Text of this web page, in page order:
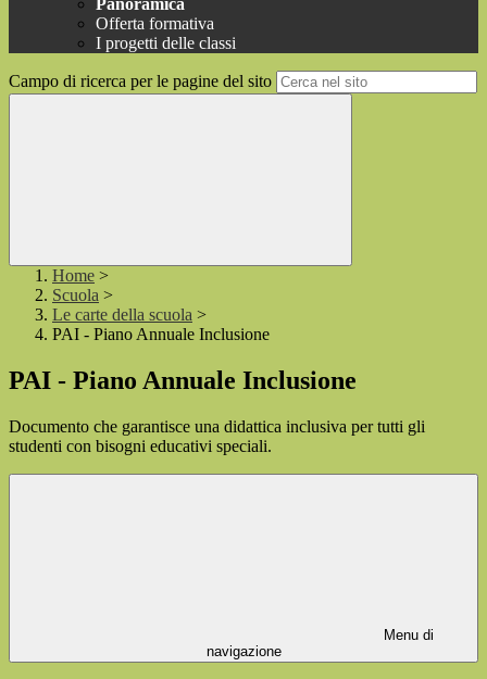
Panoramica
Offerta formativa
I progetti delle classi
Campo di ricerca per le pagine del sito
Home >
Scuola >
Le carte della scuola >
PAI - Piano Annuale Inclusione
PAI - Piano Annuale Inclusione
Documento che garantisce una didattica inclusiva per tutti gli
studenti con bisogni educativi speciali.
Menu di
navigazione